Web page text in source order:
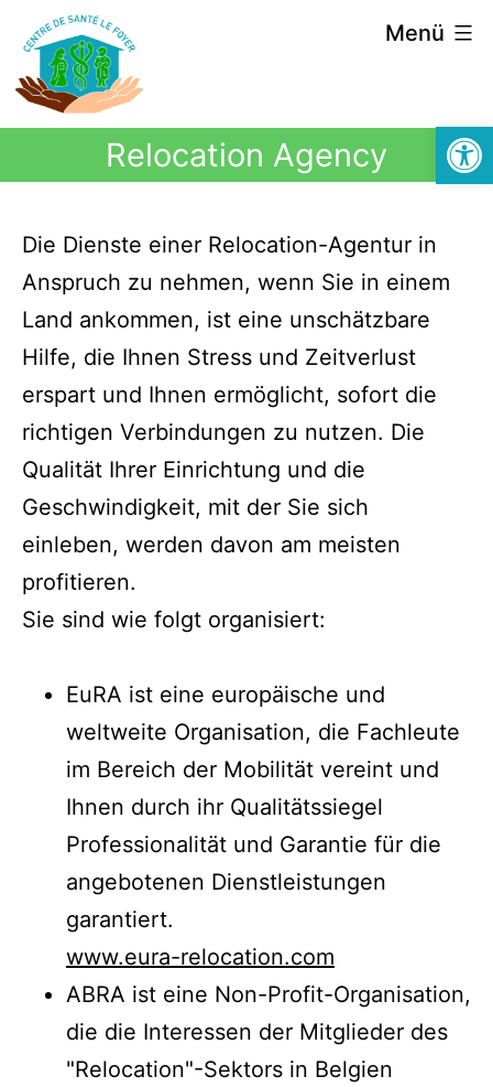
Menü
Relocation Agency
Die Dienste einer Relocation-Agentur in
Anspruch zu nehmen, wenn Sie in einem
Land ankommen, ist eine unschätzbare
Hilfe, die Ihnen Stress und Zeitverlust
erspart und Ihnen ermöglicht, sofort die
richtigen Verbindungen zu nutzen. Die
Qualität Ihrer Einrichtung und die
Geschwindigkeit, mit der Sie sich
einleben, werden davon am meisten
profitieren.
Sie sind wie folgt organisiert:
EuRA ist eine europäische und
weltweite Organisation, die Fachleute
im Bereich der Mobilität vereint und
Ihnen durch ihr Qualitätssiegel
Professionalität und Garantie für die
angebotenen Dienstleistungen
garantiert.
www.eura-relocation.com
ABRA ist eine Non-Profit-Organisation,
die die Interessen der Mitglieder des
"Relocation"-Sektors in Belgien